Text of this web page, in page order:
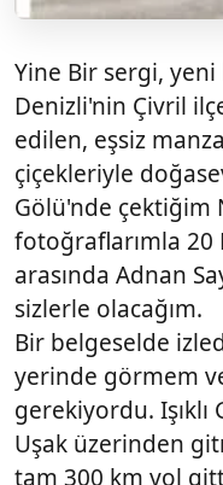
Yine Bir sergi, yeni
Denizli'nin Çivril
edilen, eşsiz
çiçekleriyle
Gölü'nde çektiğim
fotoğraflarımla 20
arasında Adnan
sizlerle olacağım.
Bir belgeselde
yerinde görmem
gerekiyordu. Işıklı
Uşak üzerinden
tam 300 km yol